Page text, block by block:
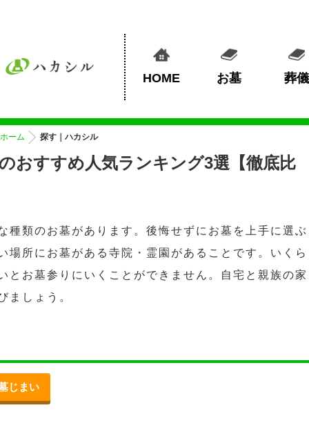
HOME お墓 葬儀
ホーム 探す｜ハカシル
おすすめ人気ランキング3選【徹底比
種類のお墓があります。後悔せずにお墓を上手に選ぶ
場所にお墓がある寺院・霊園があることです。いくら
とお墓参りにいくことができません。自宅と親族の家
ましょう。
じまい